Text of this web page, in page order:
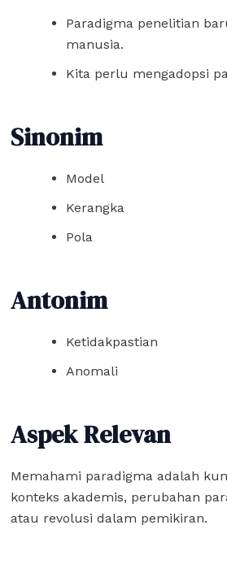
Paradigma penelitian
manusia.
Kita perlu mengadopsi
Sinonim
Model
Kerangka
Pola
Antonim
Ketidakpastian
Anomali
Aspek Relevan
Memahami paradigma adalah
konteks akademis, perubahan
atau revolusi dalam pemikiran.